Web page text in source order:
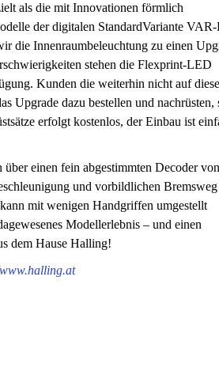
als die mit Innovationen förmlich
der digitalen StandardVariante
die Innenraumbeleuchtung zu einen
stehen die Flexprint-LED
Kunden die weiterhin nicht auf
Upgrade dazu bestellen und nachrüsten,
erfolgt kostenlos, der Einbau ist
einen fein abgestimmten Decoder von
und vorbildlichen
mit wenigen Handgriffen umgestellt
Modellerlebnis – und einen
dem Hause Halling!